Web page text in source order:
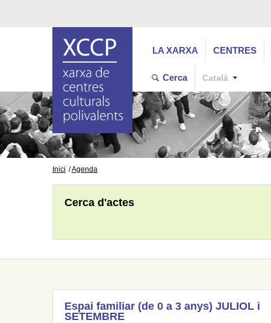
LA XARXA CENTRES
Cerca Català
Inici Agenda
Cerca d'actes
Espai familiar (de 0 a 3 anys) JULIOL i
SETEMBRE